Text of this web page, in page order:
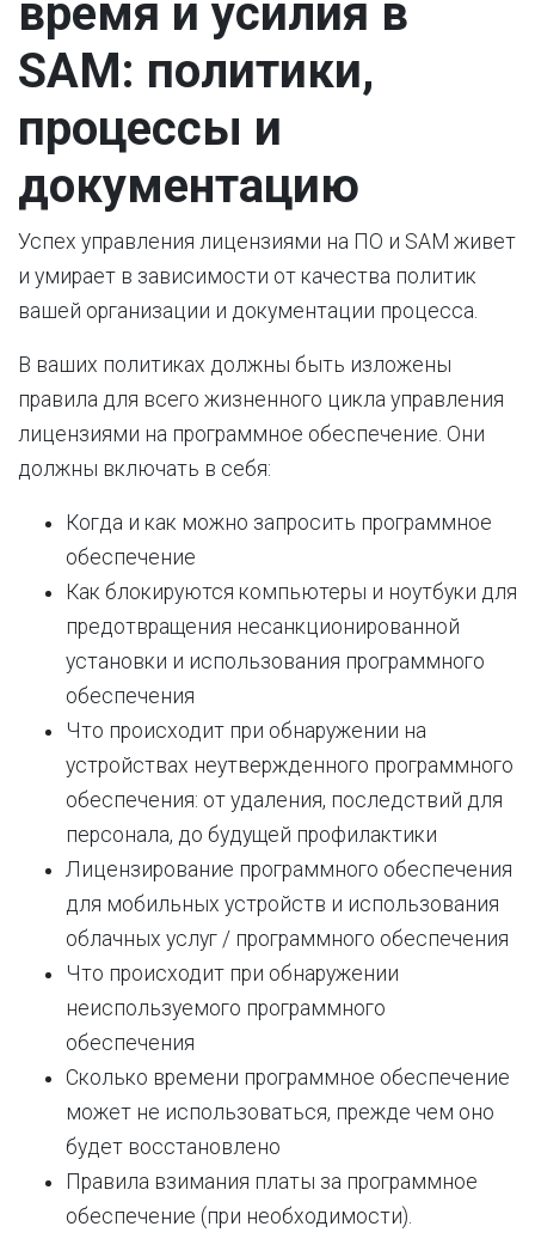
время и усилия в
SAM: политики,
процессы и
документацию
Успех управления лицензиями на ПО и SAM живет
и умирает в зависимости от качества политик
вашей организации и документации процесса.
В ваших политиках должны быть изложены
правила для всего жизненного цикла управления
лицензиями на программное обеспечение. Они
должны включать в себя:
Когда и как можно запросить программное
обеспечение
Как блокируются компьютеры и ноутбуки для
предотвращения несанкционированной
установки и использования программного
обеспечения
Что происходит при обнаружении на
устройствах неутвержденного программного
обеспечения: от удаления, последствий для
персонала, до будущей профилактики
Лицензирование программного обеспечения
для мобильных устройств и использования
облачных услуг / программного обеспечения
Что происходит при обнаружении
неиспользуемого программного
обеспечения
Сколько времени программное обеспечение
может не использоваться, прежде чем оно
будет восстановлено
Правила взимания платы за программное
обеспечение (при необходимости).